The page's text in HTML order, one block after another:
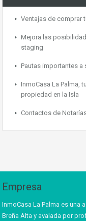
Ventajas de comprar
Mejora las
staging
Pautas importantes a
InmoCasa La Palma,
propiedad en la Isla
Contactos de
Empresa
InmoCasa La Palma es una
Breña Alta y avalada por